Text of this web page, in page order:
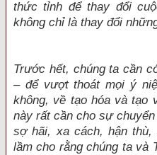
thức tỉnh để thay đổi
không chỉ là thay đổi
Trước hết, chúng ta cần
– để vượt thoát mọi ý
không, về tạo hóa và tạo
này rất cần cho sự
sợ hãi, xa cách, hận
lầm cho rằng chúng ta và